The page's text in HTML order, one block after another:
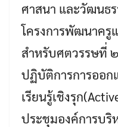
ศาสนา และวัฒนธ
โครงการพัฒนาครู
สำหรับศตวรรษที่
ปฏิบัติการการออก
เรียนรู้เชิงรุก
ประชุมองค์การบริ